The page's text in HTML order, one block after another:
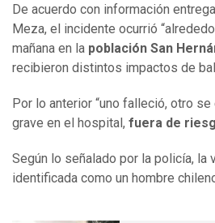
De acuerdo con información
Meza, el incidente ocurrió
mañana en la población San
recibieron distintos impactos de
Por lo anterior “uno falleció, otro
grave en el hospital, fuera de
Según lo señalado por la policía, la
identificada como un hombre